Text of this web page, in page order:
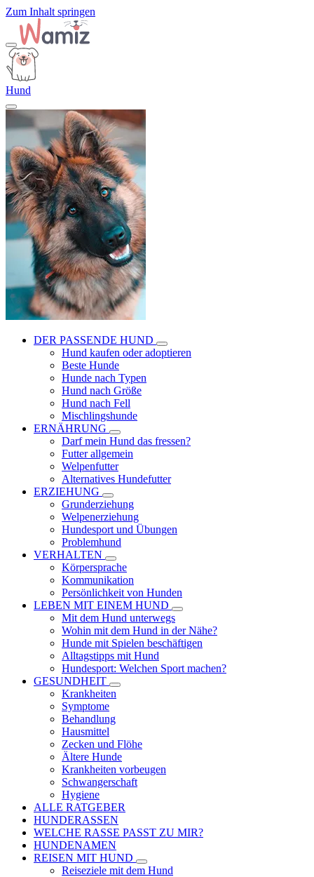
Zum Inhalt springen
Hund
DER PASSENDE HUND
Hund kaufen oder adoptieren
Beste Hunde
Hunde nach Typen
Hund nach Größe
Hund nach Fell
Mischlingshunde
ERNÄHRUNG
Darf mein Hund das fressen?
Futter allgemein
Welpenfutter
Alternatives Hundefutter
ERZIEHUNG
Grunderziehung
Welpenerziehung
Hundesport und Übungen
Problemhund
VERHALTEN
Körpersprache
Kommunikation
Persönlichkeit von Hunden
LEBEN MIT EINEM HUND
Mit dem Hund unterwegs
Wohin mit dem Hund in der Nähe?
Hunde mit Spielen beschäftigen
Alltagstipps mit Hund
Hundesport: Welchen Sport machen?
GESUNDHEIT
Krankheiten
Symptome
Behandlung
Hausmittel
Zecken und Flöhe
Ältere Hunde
Krankheiten vorbeugen
Schwangerschaft
Hygiene
ALLE RATGEBER
HUNDERASSEN
WELCHE RASSE PASST ZU MIR?
HUNDENAMEN
REISEN MIT HUND
Reiseziele mit dem Hund